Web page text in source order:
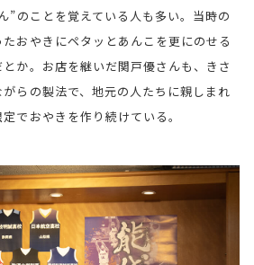
”のことを覚えている人も多い。当時の
おやきにペタッとあんこを更にのせる
か。お店を継いだ関戸優さんも、きさ
らの製法で、地元の人たちに親しまれ
でおやきを作り続けている。